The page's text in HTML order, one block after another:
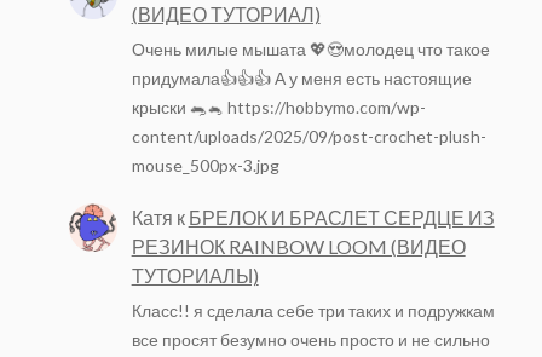
(ВИДЕО ТУТОРИАЛ)
Очень милые мышата 💖😍молодец что такое
придумала👍👍👍 А у меня есть настоящие
крыски 🐀🐁 https://hobbymo.com/wp-
content/uploads/2025/09/post-crochet-plush-
mouse_500px-3.jpg
Катя к БРЕЛОК И БРАСЛЕТ СЕРДЦЕ ИЗ
РЕЗИНОК RAINBOW LOOM (ВИДЕО
ТУТОРИАЛЫ)
Класс!! я сделала себе три таких и подружкам
все просят безумно очень просто и не сильно